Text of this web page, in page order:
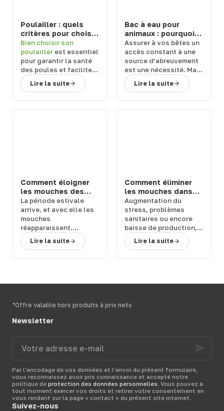
Poulailler : quels
critères pour choisir
un modèle durable
et facile à entretenir
?
Bien choisir son
poulailler est essentiel
pour garantir la santé
des poules et faciliter
l’entretien
quotidien. Face aux
, adaptées à
vos besoins.
Lire la suite
Bac à eau pour
animaux : pourquoi
choisir un abreuvoir
de la marque Suevia
?
Assurer à vos bêtes un
accès constant à une
source d’abreuvement
est une nécessité. Mais
quel équipement
choisir ?Terwagne,
Lire la suite
Comment éloigner
les mouches des
chevaux et bovins
en prairie : solutions
efficaces
La période estivale
arrive, et avec elle les
mouches
réapparaissent.
Quelles sont les
conséquences de leur
solutions anti-mouche
pour protéger vos
Lire la suite
Comment éliminer
les mouches dans
une étable ou une
ferme : 3 solutions
efficaces
Augmentation du
stress, problèmes
sanitaires ou encore
baisse de production,
les
mouches peuvent
représenter un
du
pour
Lire la suite
*Offre valable hors produits à prix nets
Newsletter
adresse
mail
Par l'encodage de vos données et l'envoi du présent formulaire,
vous reconnaissez avoir pris connaissance et accepté notre
politique de protection des données personnelles. Vous pouvez à
tout moment exercer vos droits et retirer votre consentement en
vous rendant sur la page « contact » du présent site internet.
Suivez-nous